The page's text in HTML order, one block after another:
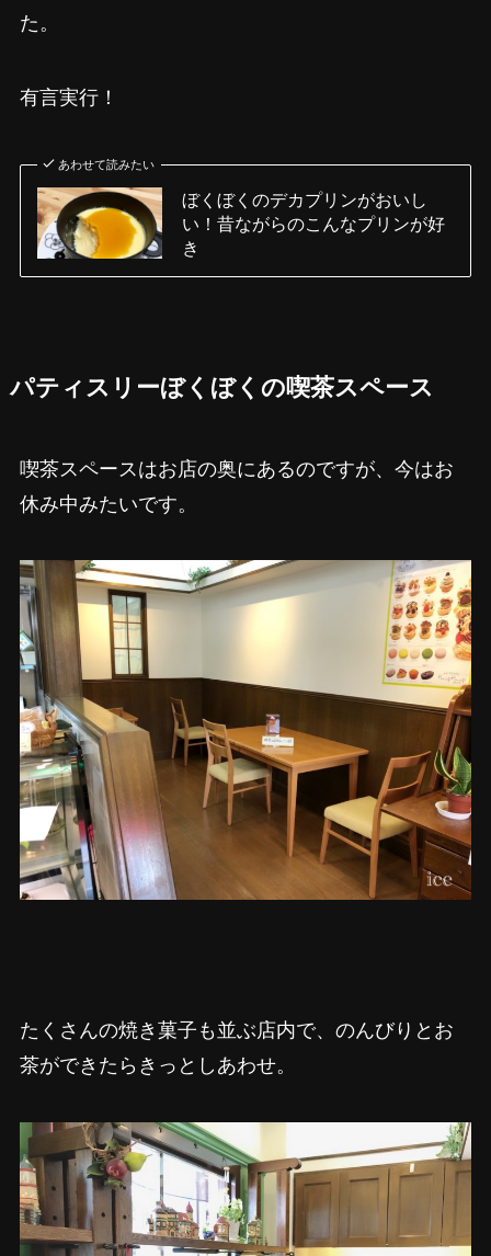
た。
有言実行！
あわせて読みたい
ぼくぼくのデカプリンがおいし
い！昔ながらのこんなプリンが好
き
パティスリーぼくぼくの喫茶スペース
喫茶スペースはお店の奥にあるのですが、今はお
休み中みたいです。
たくさんの焼き菓子も並ぶ店内で、のんびりとお
茶ができたらきっとしあわせ。